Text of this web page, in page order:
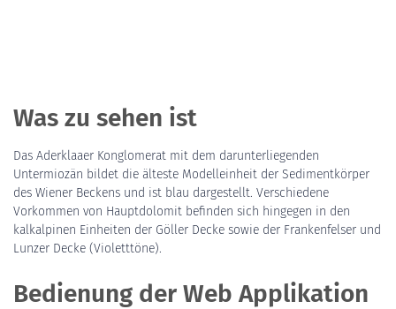
Was zu sehen ist
Das Aderklaaer Konglomerat mit dem darunterliegenden
Untermiozän bildet die älteste Modelleinheit der Sedimentkörper
des Wiener Beckens und ist blau dargestellt. Verschiedene
Vorkommen von Hauptdolomit befinden sich hingegen in den
kalkalpinen Einheiten der Göller Decke sowie der Frankenfelser und
Lunzer Decke (Violetttöne).
Bedienung der Web Applikation